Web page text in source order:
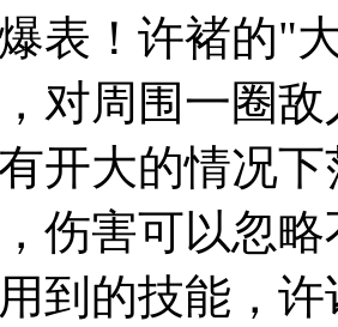
表！许褚的"
对周围一圈
开大的情况
伤害可以忽
到的技能，